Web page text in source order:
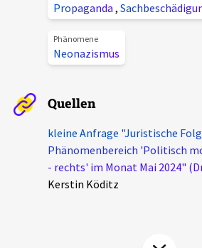
Veranstaltungen
Pressemitteilungen
Podcasts
Kontakt
Spenden
chronik.LE in der Presse
Propaganda ,
Phänomene
Neonazismus
Quellen
kleine Anfrage "Juristische
Phänomenbereich 'Politisch
- rechts' im Monat Mai 2024"
Kerstin Köditz